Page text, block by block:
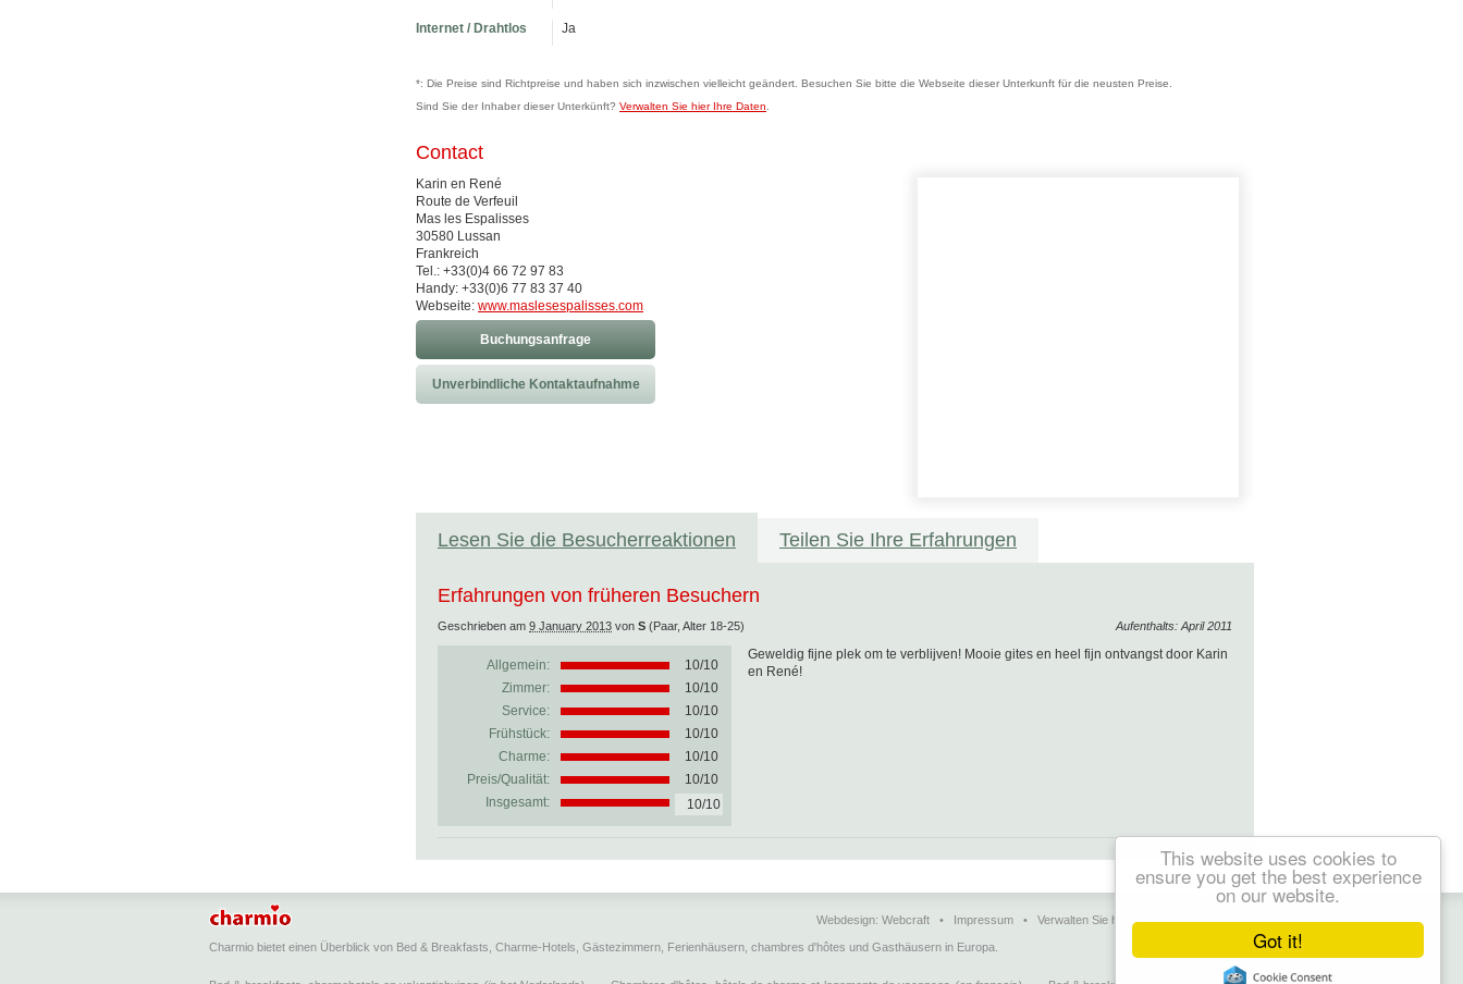
Got it!
This website uses cookies to
ensure you get the best experience
on our website.
Internet / Drahtlos Ja
*: Die Preise sind Richtpreise und haben sich inzwischen vielleicht geändert. Besuchen Sie bitte die Webseite dieser Unterkunft für die neusten Preise.
Sind Sie der Inhaber dieser Unterkünft? Verwalten Sie hier Ihre Daten
Contact
Karin en René
Route de Verfeuil
Mas les Espalisses
30580 Lussan
Frankreich
Tel.: +33(0)4 66 72 97 83
Handy: +33(0)6 77 83 37 40
Webseite: www.maslesespalisses.com
Buchungsanfrage
Unverbindliche Kontaktaufnahme
Lesen Sie die Besucherreaktionen Teilen Sie Ihre Erfahrungen
Erfahrungen von früheren Besuchern
Aufenthalts: April 2011
Geschrieben am 9 January 2013 von S (Paar, Alter 18-25)
Allgemein: 10/10
Zimmer:
10/10
Service:
10/10
Frühstück:
10/10
Charme:
10/10
Preis/Qualität:
10/10
Insgesamt:
10/10
Geweldig fijne plek om te verblijven! Mooie gites en heel fijn ontvangst door Karin
en René!
Webdesign: Webcraft • Impressum • Verwalten Sie hier Ihre Daten•Kontakt
Charmio bietet einen Überblick von Bed & Breakfasts, Charme-Hotels, Gästezimmern, Ferienhäusern, chambres d'hôtes und Gasthäusern in Europa.